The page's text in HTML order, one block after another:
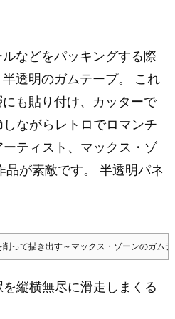
などをパッキングする際
半透明のガムテープ。 これ
にも貼り付け、カッターで
ながらレトロでロマンチ
ティスト、マックス・ゾ
品が素敵です。 半透明パネ
削って描き出す～マックス・ゾーンのガム
縦横無尽に滑走しまくる